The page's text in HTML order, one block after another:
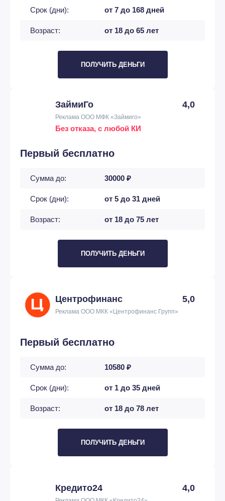
Срок (дни): от 7 до 168 дней
Возраст: от 18 до 65 лет
ПОЛУЧИТЬ ДЕНЬГИ
ЗаймиГо 4,0
Реклама ООО МФК «Займиго»
Без отказа, с любой КИ
Первый бесплатно
Сумма до: 30000 ₽
Срок (дни): от 5 до 31 дней
Возраст: от 18 до 75 лет
ПОЛУЧИТЬ ДЕНЬГИ
Центрофинанс 5,0
Реклама ООО МКК «Центрофинанс Групп»
Первый бесплатно
Сумма до: 10580 ₽
Срок (дни): от 1 до 35 дней
Возраст: от 18 до 78 лет
ПОЛУЧИТЬ ДЕНЬГИ
Кредито24 4,0